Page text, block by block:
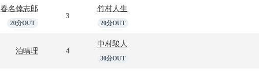
春名倖志郎
20分OUT
3
竹村人生
20分OUT
泊晴理 4
中村駿人
30分OUT